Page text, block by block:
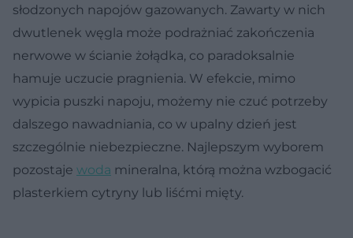
słodzonych napojów gazowanych. Zawarty w nich
dwutlenek węgla może podrażniać zakończenia
nerwowe w ścianie żołądka, co paradoksalnie
hamuje uczucie pragnienia. W efekcie, mimo
wypicia puszki napoju, możemy nie czuć potrzeby
dalszego nawadniania, co w upalny dzień jest
szczególnie niebezpieczne. Najlepszym wyborem
pozostaje woda mineralna, którą można wzbogacić
plasterkiem cytryny lub liśćmi mięty.